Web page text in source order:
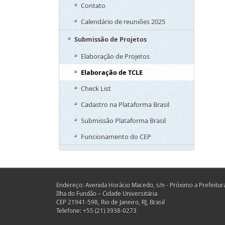
Contato
Calendário de reuniões 2025
Submissão de Projetos
Elaboração de Projetos
Elaboração de TCLE
Check List
Cadastro na Plataforma Brasil
Submissão Plataforma Brasil
Funcionamento do CEP
Endereço: Avenida Horácio Macedo, s/n - Próximo a
Ilha do Fundão – Cidade Universitária
CEP 21941-598, Rio de Janeiro, RJ, Brasil
Telefone: +55 (21) 3938-0273